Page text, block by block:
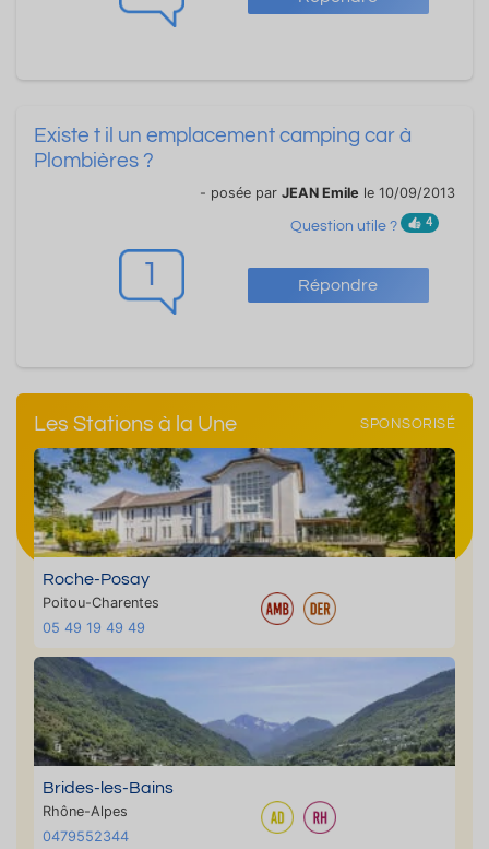
1 Répondre
Existe t il un emplacement camping car à
Plombières ?
- posée par JEAN Emile le 10/09/2013
Question utile ? 4
Les Stations à la Une SPONSORISÉ
Roche-Posay
Poitou-Charentes
05 49 19 49 49
Brides-les-Bains
Rhône-Alpes
0479552344